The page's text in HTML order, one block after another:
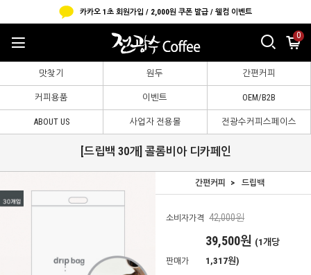
카카오 1초 회원가입 / 2,000원 쿠폰 발급 / 웰컴 이벤트
0
맛찾기 원두 간편커피
커피용품 이벤트 OEM/B2B
ABOUT US 사업자 전용몰 전광수커피스페이스
[드립백 30개] 콜롬비아 디카페인
간편커피 드립백
소비자가격 42,000원
판매가
39,500원 (1개당
1,317원)